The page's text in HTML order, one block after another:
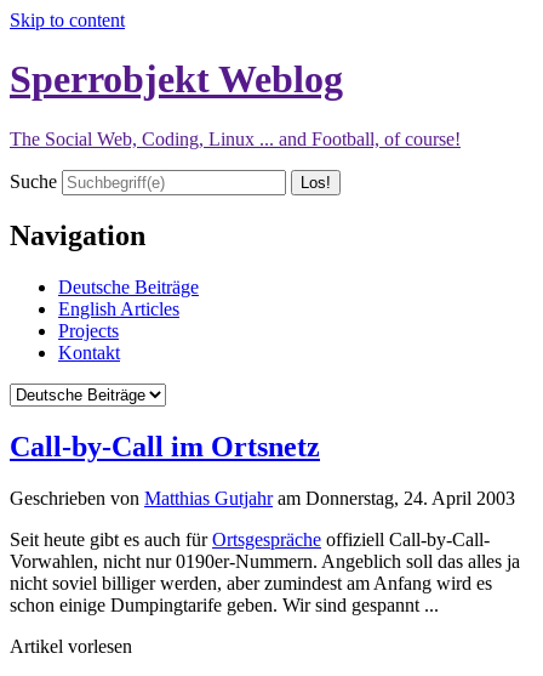
Skip to content
Sperrobjekt Weblog
The Social Web, Coding, Linux ... and Football, of course!
Suche
Navigation
Deutsche Beiträge
English Articles
Projects
Kontakt
Call-by-Call im Ortsnetz
Geschrieben von Matthias Gutjahram Donnerstag, 24. April 2003
Seit heute gibt es auch fürOrtsgespräche offiziell Call-by-Call-
Vorwahlen, nicht nur 0190er-Nummern. Angeblich soll das alles ja
nicht soviel billiger werden, aber zumindest am Anfang wird es
schon einige Dumpingtarife geben. Wir sind gespannt ...
Artikel vorlesen